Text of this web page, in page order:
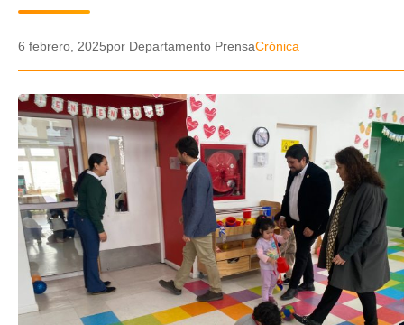
AUDIOS
VIDEOS
GALERIA DE FOTOS
APP MÓVIL
TRANSPARENCIA
6 febrero, 2025por Departamento PrensaCrónica